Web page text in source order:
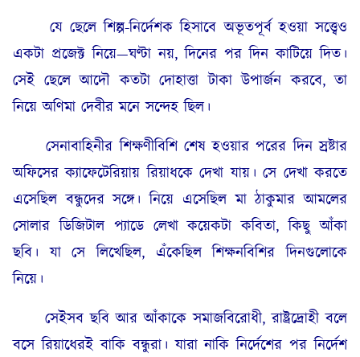
যে ছেলে শিল্প-নির্দেশক হিসাবে অভূতপূর্ব হওয়া সত্ত্বেও
একটা প্রজেক্ট নিয়ে—ঘণ্টা নয়, দিনের পর দিন কাটিয়ে দিত।
সেই ছেলে আদৌ কতটা দোহাত্তা টাকা উপার্জন করবে, তা
নিয়ে অণিমা দেবীর মনে সন্দেহ ছিল।
সেনাবাহিনীর শিক্ষণীবিশি শেষ হওয়ার পরের দিন স্রষ্টার
অফিসের ক্যাফেটেরিয়ায় রিয়াধকে দেখা যায়। সে দেখা করতে
এসেছিল বন্ধুদের সঙ্গে। নিয়ে এসেছিল মা ঠাকুমার আমলের
সোলার ডিজিটাল প্যাডে লেখা কয়েকটা কবিতা, কিছু আঁকা
ছবি। যা সে লিখেছিল, এঁকেছিল শিক্ষনবিশির দিনগুলোকে
নিয়ে।
সেইসব ছবি আর আঁকাকে সমাজবিরোধী, রাষ্ট্রদ্রোহী বলে
বসে রিয়াধেরই বাকি বন্ধুরা। যারা নাকি নির্দেশের পর নির্দেশ